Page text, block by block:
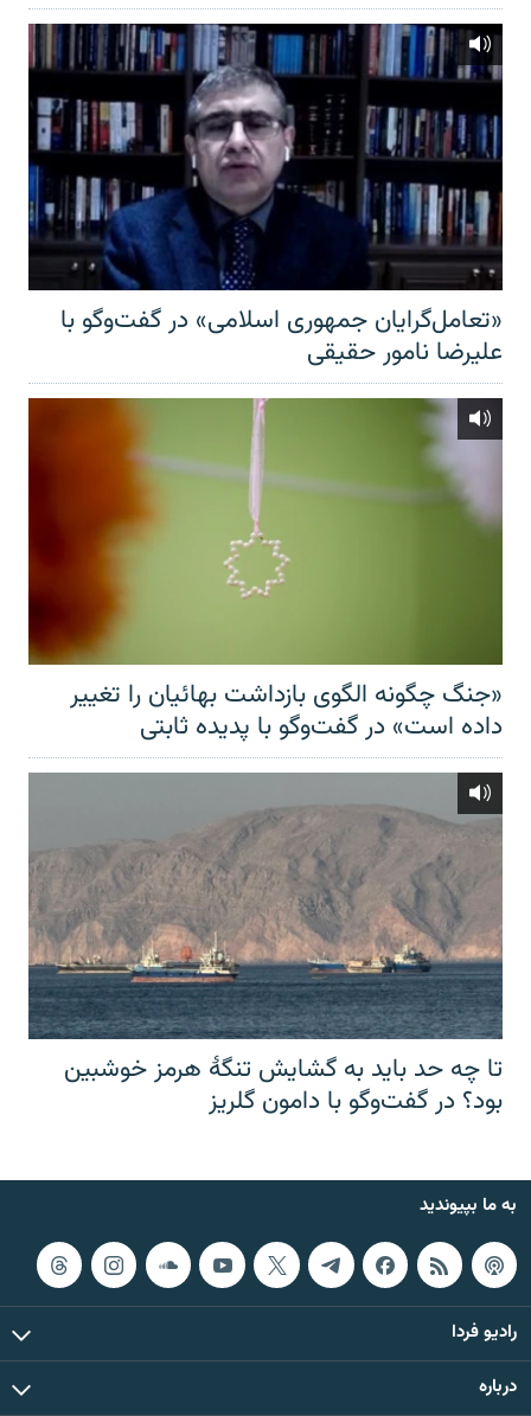
«تعامل‌گرایان جمهوری اسلامی» در گفت‌وگو با
علیرضا نامور حقیقی
«جنگ چگونه الگوی بازداشت بهائیان را تغییر
داده است» در گفت‌وگو با پدیده ثابتی
تا چه حد باید به گشایش تنگهٔ هرمز خوشبین
بود؟ در گفت‌وگو با دامون گلریز
به ما بپیوندید
رادیو فردا
درباره